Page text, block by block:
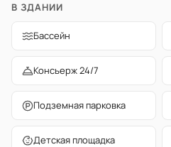
В ЗДАНИИ
Бассейн
Консьерж 24/7
Подземная парковка
Детская площадка